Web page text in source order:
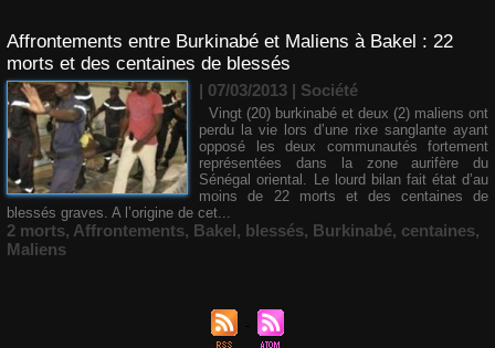
Affrontements entre Burkinabé et Maliens à Bakel : 22
morts et des centaines de blessés
| 07/03/2013 | Société
Vingt (20) burkinabé et deux (2) maliens ont
perdu la vie lors d’une rixe sanglante ayant
opposé les deux communautés fortement
représentées dans la zone aurifère du
Sénégal oriental. Le lourd bilan fait état d’au
moins de 22 morts et des centaines de
blessés graves. A l’origine de cet...
2 morts, Affrontements, Bakel, blessés, Burkinabé, centaines,
Maliens